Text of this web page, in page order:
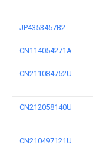
JP4353457B2
CN114054271A
CN211084752U
CN212058140U
CN210497121U